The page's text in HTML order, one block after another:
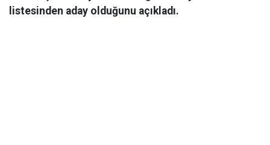
listesinden aday olduğunu açıkladı.